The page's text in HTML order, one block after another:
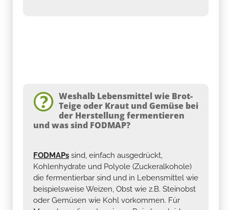
Weshalb Lebensmittel wie Brot-
Teige oder Kraut und Gemüse bei
der Herstellung fermentieren
und was sind FODMAP?
FODMAPs sind, einfach ausgedrückt,
Kohlenhydrate und Polyole (Zuckeralkohole)
die fermentierbar sind und in Lebensmittel wie
beispielsweise Weizen, Obst wie z.B. Steinobst
oder Gemüsen wie Kohl vorkommen. Für